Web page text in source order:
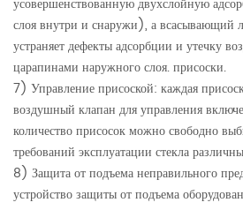
слоя внутри и снаружи), а всасывающий
устраняет дефекты адсорбции и утечку
царапинами наружного слоя. присоски.
7) Управление присоской: каждая
воздушный клапан для управления
количество присосок можно свободно
требований эксплуатации стекла
8) Защита от подъема неправильного
устройство защиты от подъема